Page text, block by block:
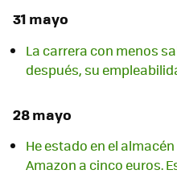
31 mayo
La carrera con menos
después, su
28 mayo
He estado en el
Amazon a cinco euros.